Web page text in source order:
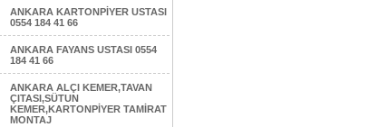
ANKARA KARTONPİYER USTASI
0554 184 41 66
ANKARA FAYANS USTASI 0554
184 41 66
ANKARA ALÇI KEMER,TAVAN
ÇITASI,SÜTUN
KEMER,KARTONPİYER TAMİRAT
MONTAJ